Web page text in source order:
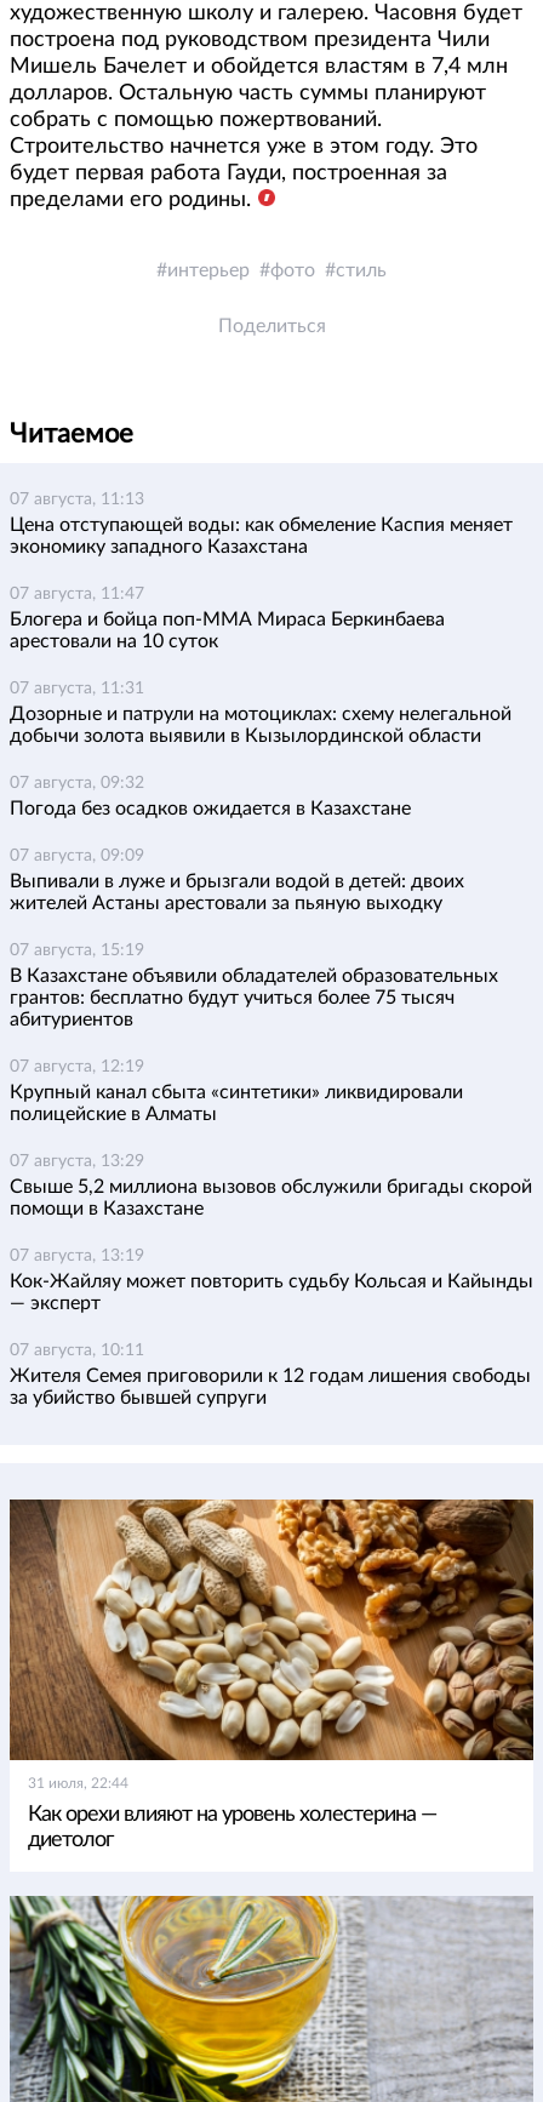
художественную школу и галерею. Часовня будет
построена под руководством президента Чили
Мишель Бачелет и обойдется властям в 7,4 млн
долларов. Остальную часть суммы планируют
собрать с помощью пожертвований.
Строительство начнется уже в этом году. Это
будет первая работа Гауди, построенная за
пределами его родины.
интерьер фото стиль
Поделиться
Читаемое
07 августа, 11:13
Цена отступающей воды: как обмеление Каспия меняет
экономику западного Казахстана
07 августа, 11:47
Блогера и бойца поп-ММА Мираса Беркинбаева
арестовали на 10 суток
07 августа, 11:31
Дозорные и патрули на мотоциклах: схему нелегальной
добычи золота выявили в Кызылординской области
07 августа, 09:32
Погода без осадков ожидается в Казахстане
07 августа, 09:09
Выпивали в луже и брызгали водой в детей: двоих
жителей Астаны арестовали за пьяную выходку
07 августа, 15:19
В Казахстане объявили обладателей образовательных
грантов: бесплатно будут учиться более 75 тысяч
абитуриентов
07 августа, 12:19
Крупный канал сбыта «синтетики» ликвидировали
полицейские в Алматы
07 августа, 13:29
Свыше 5,2 миллиона вызовов обслужили бригады скорой
помощи в Казахстане
07 августа, 13:19
Кок-Жайляу может повторить судьбу Кольсая и Кайынды
— эксперт
07 августа, 10:11
Жителя Семея приговорили к 12 годам лишения свободы
за убийство бывшей супруги
31 июля, 22:44
Как орехи влияют на уровень холестерина —
диетолог